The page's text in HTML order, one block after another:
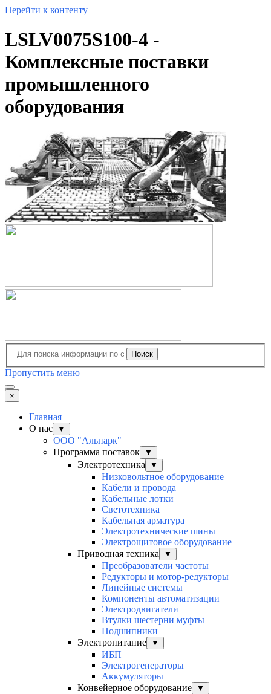
Перейти к контенту
LSLV0075S100-4 -
Комплексные поставки
промышленного
оборудования
Поиск
Пропустить меню
×
Главная
О нас
▼
ООО "Альпарк"
Программа поставок
▼
Электротехника ▼
Низковольтное оборудование
Кабели и провода
Кабельные лотки
Светотехника
Кабельная арматура
Электротехнические шины
Электрощитовое оборудование
Приводная техника
▼
Преобразователи частоты
Редукторы и мотор-редукторы
Линейные системы
Компоненты автоматизации
Электродвигатели
Втулки шестерни муфты
Подшипники
Электропитание
▼
ИБП
Электрогенераторы
Аккумуляторы
Конвейерное оборудование
▼